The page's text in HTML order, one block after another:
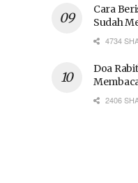
Cara
Sudah
4734
Doa
2406